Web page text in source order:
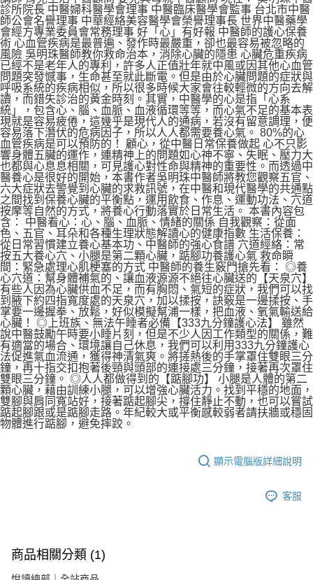
診所院長 中醫婦科醫學會理事 中醫臨床醫學會監事 台北市中醫
師公會名譽理事 中華經絡美容醫學會榮譽理事長 世界中醫藥學
會經方專業委員會常務理事 好「心」有好報 中醫師的護心保養
術 心血管疾病是最普遍、發作時最嚴重，卻也最容易被忽略的
風險 吳明珠醫師教你救命治本，消除心臟的隱患 心臟危重疾病
已經不是老年人的專利，許多人正值壯年就中風或因其他心血管
問題突發憾事，生命甚至就此斷電。但是由於心臟問題的症狀與
呼吸系統的疾病相似，所以很多時候大家會往較輕微的方向去解
讀，而錯失診治的黃金時刻。其實，中醫學的心是指「心系
統」，包含心、腦、血脈、血液循環等等，而心氣不足的基本表
現就是容易疲倦，這幾乎是現代人的通病，若沒有留意調理，便
容易落下潛伏的危病因子，所以人人都需要養心氣。 80%的心
血管疾病是可以預防的！ 顧心，從中醫日常保養做起 心不只影
響身體五臟的運作，連精神上的問題如心神不寧、失眠、壓力大
也都與心息息相關，可見護心對性命與精神的重要性。而透過中
醫養心是很好的開始，本書作者吳明珠中醫師將教您觀察五官、
六大症狀去警覺到心臟的求救訊號，在中醫和現代醫學的共通點
之間找到保養心臟的平衡點，運用飲食、作息、運動功法、穴道
按摩等自然的方式，將養心行動落實於日常生活。 本書內容包
含： 中醫看心：心、腦、血脈、情緒的關係 自我觀察：從面
色、五官、耳朵和各種生理狀態解讀心的健康指數 生活保養：
從日常習慣建立養心基本功、中醫師的強心食譜 穴道經絡：常
按五大養心穴、小腿是第二顆心臟，踮腳功養護心氣 救命瞬
間：緊急處理心肌梗塞的方式 中醫師的養生竅門搶先看： ◎養
心穴道：幫身體補氣的、讓血液源源不絕往心臟送的【天泉穴】
有些人因為心臟供血不足，而有胸悶、氣短的症狀，我們可以找
到腋下約四指寬度處的天泉穴，加以揉按，訣竅是一邊揉按、手
掌要一邊握拳、放鬆，好似模擬幫浦一樣，把血液、氧氣輸送給
心臟！ ◎上班族、無法午睡者必備【333九分鐘護心法】 雖然
說中醫鼓勵午時要小睡片刻，但是不少人因工作類型的關係，難
有適當的場合、環境讓自己休息，我們可以利用333九分鐘護心
法促進氣血流通，獲得神清氣爽。將搓熱後的手掌罩住雙眼三分
鐘，再十指交扣抱著後頸與頭部的連接處三分鐘，接著再次罩住
雙眼三分鐘。 ◎人人都做得到的【踮腳功】 小腿是人體的第二
顆心臟，藉由訓練小腿，可以增強心臟活力。找到平穩的地面，
雙腳與肩同寬站好，接著踮起腳尖，撐住靜止不動，也可以嘗試
踮起腳跟或是踮腳走路。年紀較大或平衡感較弱者請扶牆或穩固
物體進行踮腳，避免摔跤。
顯示電腦版詳細說明
客服
商品相關分類 (1)